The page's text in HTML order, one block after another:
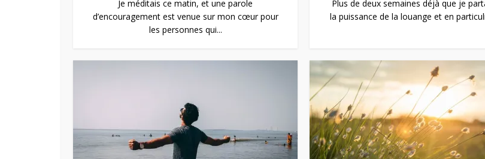
Je méditais ce matin, et une parole
d’encouragement est venue sur mon cœur pour
les personnes qui...
Plus de deux semaines déjà que je
la puissance de la louange et en